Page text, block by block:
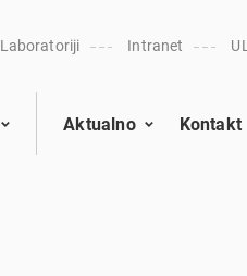
Laboratoriji Intranet UL
Aktualno Kontakt